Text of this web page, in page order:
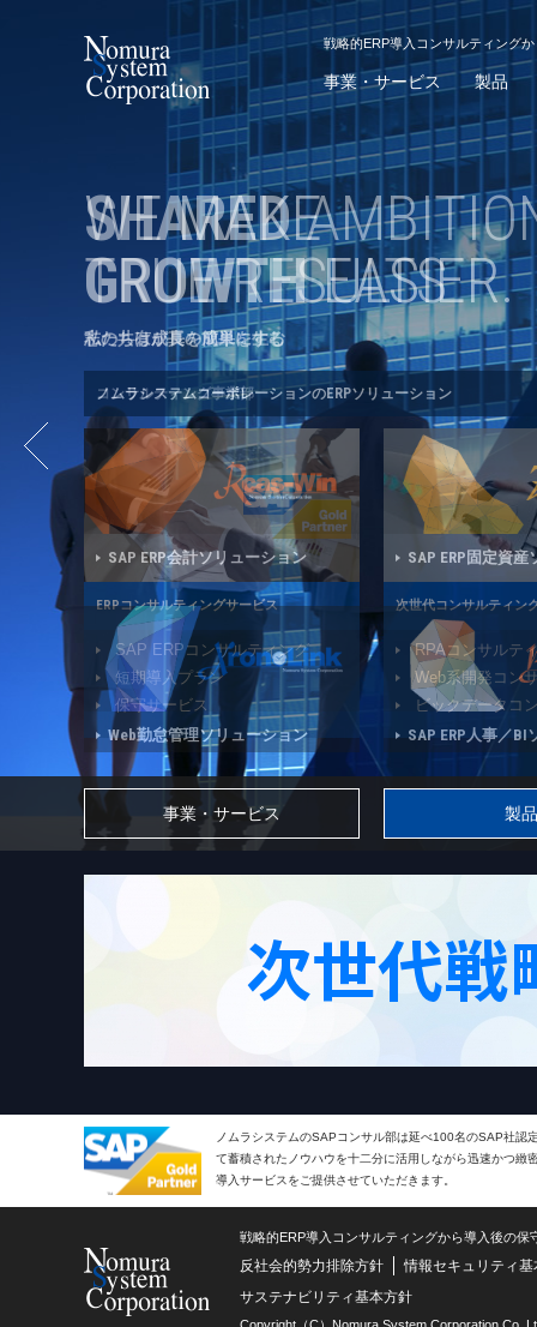
戦略的ERP導入コンサルティング
事業・サービス 製品
WE MAKE
GROWTHEASIER.
私たちは成長を簡単にする
ノムラシステムコーポレーションのERPソリューション
SAP ERP会計ソリューション SAP ERP固定資
Web勤怠管理ソリューション SAP ERP人事／
事業・サービス 製品
ノムラシステムのSAPコンサル部は延べ100名のSAP社認
て蓄積されたノウハウを十二分に活用しながら迅速かつ緻
導入サービスをご提供させていただきます。
戦略的ERP導入コンサルティングから導入後の
反社会的勢力排除方針
情報セキュリティ基
サステナビリティ基本方針